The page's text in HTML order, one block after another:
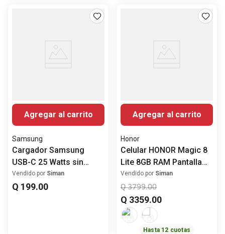
Agregar al carrito
Samsung
Cargador Samsung
USB-C 25 Watts sin
cable
Vendido por Siman
Q 199.00
Agregar al carrito
Honor
Celular HONOR Magic 8
Lite 8GB RAM Pantalla
6.79" (17.25 cm)
Snapdragon 6 Gen 4
Cámara Principal 108
MP
Vendido por Siman
Q 3799.00
Q 3359.00
Hasta 12 cuotas